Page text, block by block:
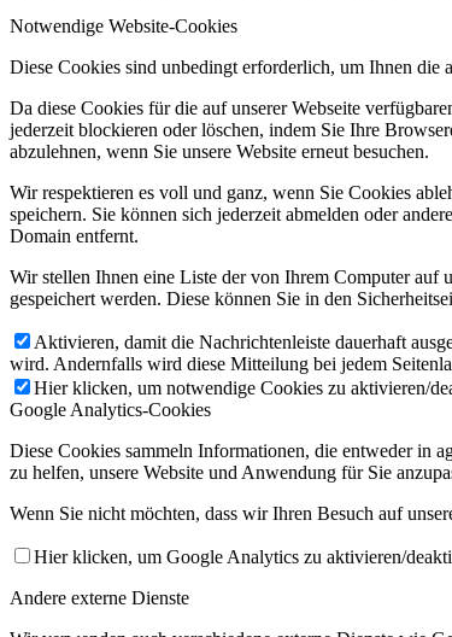
Notwendige Website-Cookies
Diese Cookies sind unbedingt erforderlich, um Ihnen die
Da diese Cookies für die auf unserer Webseite
jederzeit blockieren oder löschen, indem Sie Ihre
abzulehnen, wenn Sie unsere Website erneut besuchen.
Wir respektieren es voll und ganz, wenn Sie Cookies
speichern. Sie können sich jederzeit abmelden oder
Domain entfernt.
Wir stellen Ihnen eine Liste der von Ihrem Computer auf
gespeichert werden. Diese können Sie in den
Aktivieren, damit die Nachrichtenleiste dauerhaft
wird. Andernfalls wird diese Mitteilung bei jedem
Hier klicken, um notwendige Cookies zu aktivieren/
Google Analytics-Cookies
Diese Cookies sammeln Informationen, die entweder in
zu helfen, unsere Website und Anwendung für Sie
Wenn Sie nicht möchten, dass wir Ihren Besuch auf
Hier klicken, um Google Analytics zu aktivieren/
Andere externe Dienste